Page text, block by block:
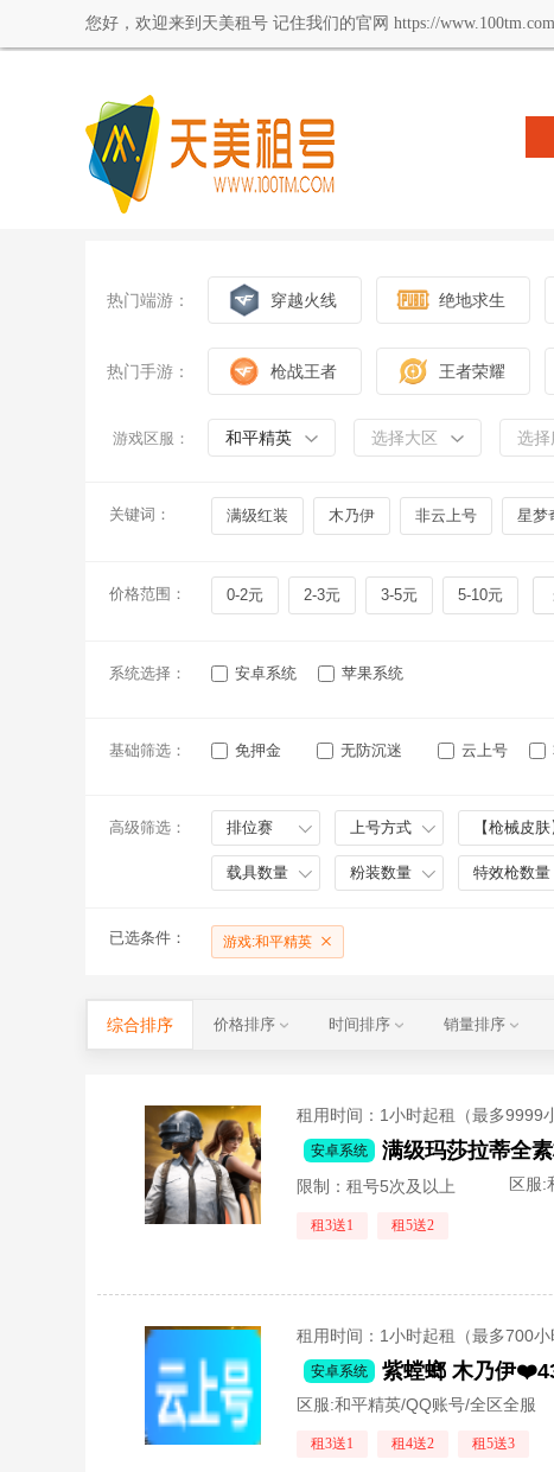
您好，欢迎来到天美租号 记住我们的官网 https://www.100tm.com
热门端游： 穿越火线 绝地求生
热门手游： 枪战王者 王者荣耀
游戏区服： 和平精英 选择大区 选择
关键词： 满级红装 木乃伊 非云上号 星梦
价格范围： 0-2元 2-3元 3-5元 5-10元
系统选择： 安卓系统 苹果系统
基础筛选： 免押金 无防沉迷 云上号
高级筛选： 排位赛 上号方式 【枪械皮肤
载具数量 粉装数量 特效枪数量
已选条件： 游戏:和平精英
综合排序 价格排序 时间排序 销量排序
租用时间 ：1小时起租（最多9999
安卓系统
限制：租号5次及以上 区服:
租3送1 租5送2
租用时间 ：1小时起租（最多700小
安卓系统 紫螳螂 木乃伊
区服:和平精英/QQ账号/全区全服
租3送1 租4送2 租5送3